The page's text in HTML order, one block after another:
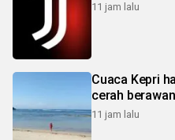
11 jam lalu
Cuaca Kepri
cerah berawan
11 jam lalu